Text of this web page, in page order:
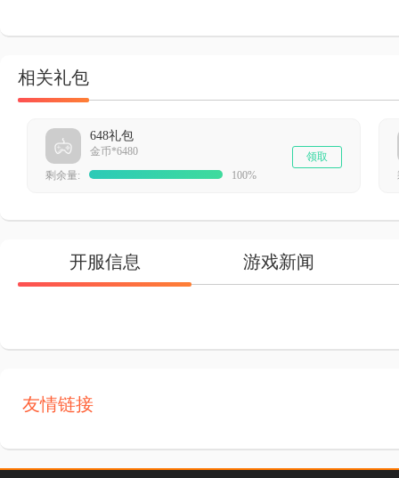
相关礼包
648礼包
金币*6480
剩余量:
100%
领取
开服信息 游戏新闻
友情链接